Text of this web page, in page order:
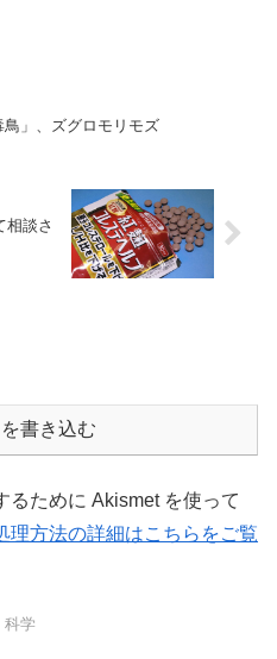
鳥」、ズグロモリモズ
相談さ
書き込む
るために Akismet を使って
理方法の詳細はこちらをご覧
科学